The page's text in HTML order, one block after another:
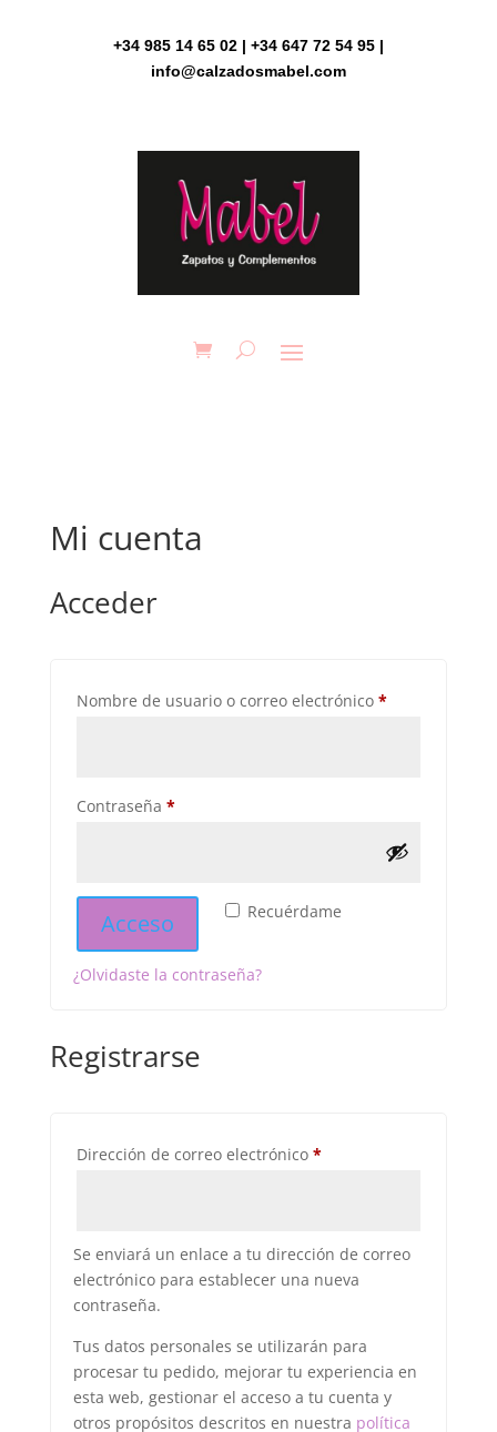
+34 985 14 65 02 | +34 647 72 54 95 |
info@calzadosmabel.com
Mi cuenta
Acceder
Nombre de usuario o correo electrónico *Obligatorio
Contraseña *Obligatorio
Recuérdame
Acceso
¿Olvidaste la contraseña?
Registrarse
Dirección de correo electrónico *Obligatorio
Se enviará un enlace a tu dirección de correo
electrónico para establecer una nueva
contraseña.
Tus datos personales se utilizarán para
procesar tu pedido, mejorar tu experiencia en
esta web, gestionar el acceso a tu cuenta y
otros propósitos descritos en nuestra política